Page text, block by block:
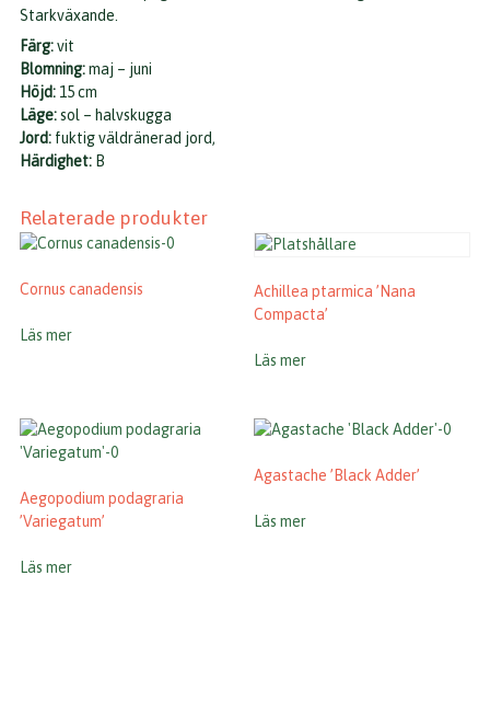
Starkväxande.
Färg:vit
Blomning:maj – juni
Höjd: 15 cm
Läge:sol – halvskugga
Jord: fuktig väldränerad jord,
Härdighet: B
Relaterade produkter
Cornus canadensis
Läs mer
Achillea ptarmica ’Nana
Compacta’
Läs mer
Aegopodium podagraria
’Variegatum’
Läs mer
Agastache ’Black Adder’
Läs mer